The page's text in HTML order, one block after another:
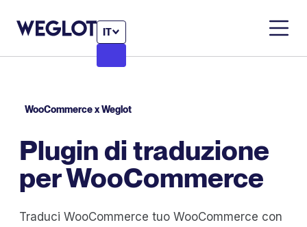
IT
WooCommerce x Weglot
Plugin di traduzione
per WooCommerce
Traduci WooCommerce tuo WooCommerce con